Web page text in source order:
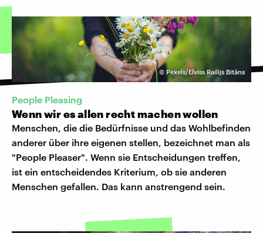
© Pexels/Elviss Railijs Bitāns
People Pleasing
Wenn wir es allen recht machen wollen
Menschen, die die Bedürfnisse und das Wohlbefinden
anderer über ihre eigenen stellen, bezeichnet man als
"People Pleaser". Wenn sie Entscheidungen treffen,
ist ein entscheidendes Kriterium, ob sie anderen
Menschen gefallen. Das kann anstrengend sein.